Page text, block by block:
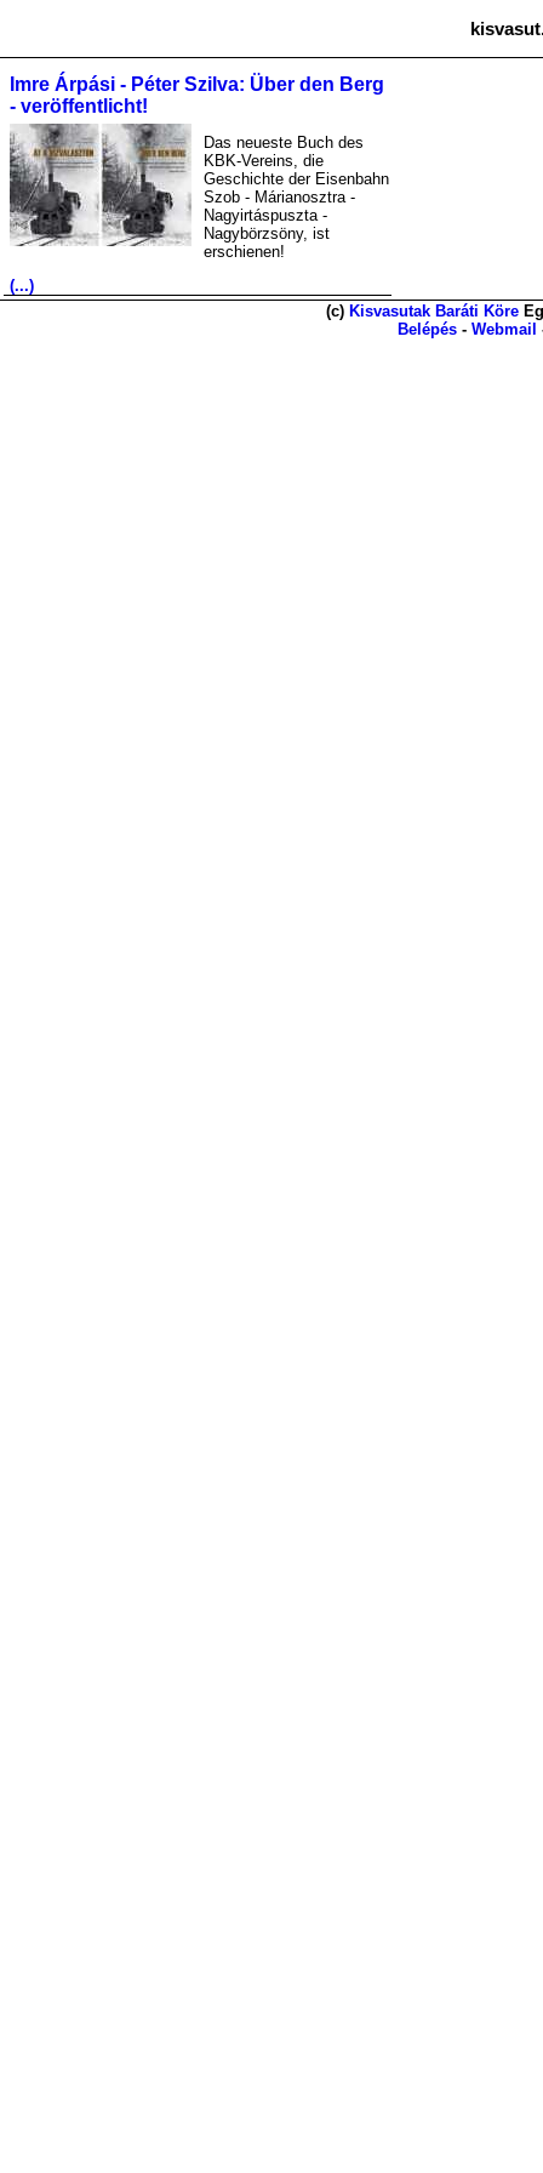
Imre Árpási - Péter Szilva: Über den Berg
- veröffentlicht!
Das neueste Buch des
KBK-Vereins, die
Geschichte der Eisenbahn
Szob - Márianosztra -
Nagyirtáspuszta -
Nagybörzsöny, ist
erschienen!
(...)
(c) Kisvasutak Baráti Köre
Belépés - Webmail